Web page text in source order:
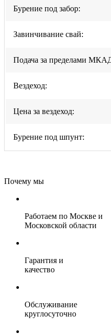
Бурение под забор:
Завинчивание свай:
Подача за пределами
Вездеход:
Цена за вездеход:
Бурение под шпунт:
Почему мы
Работаем по Москве и
Московской области
Гарантия и
качество
Обслуживание
круглосуточно